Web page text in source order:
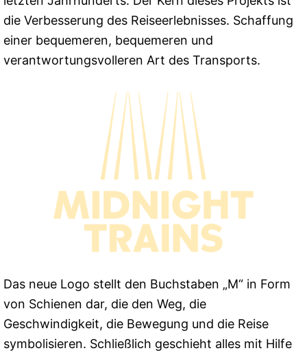
die Verbesserung des Reiseerlebnisses. Schaffung
einer bequemeren, bequemeren und
verantwortungsvolleren Art des Transports.
Das neue Logo stellt den Buchstaben „M“ in Form
von Schienen dar, die den Weg, die
Geschwindigkeit, die Bewegung und die Reise
symbolisieren. Schließlich geschieht alles mit Hilfe